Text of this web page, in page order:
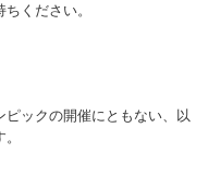
ください。
ピックの開催にともない、以